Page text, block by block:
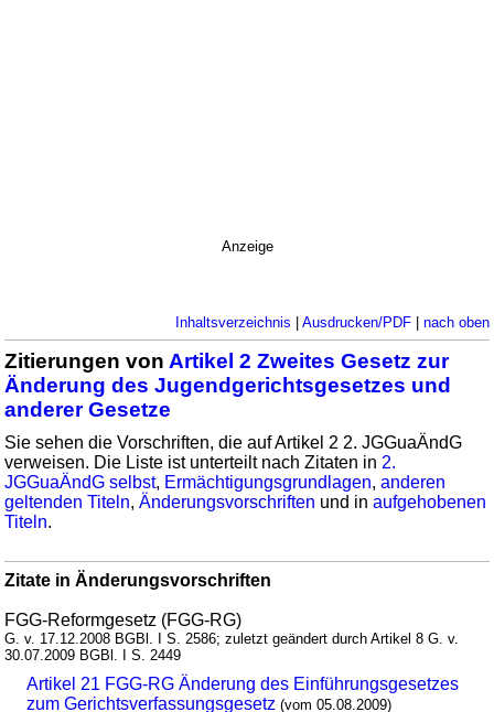
Anzeige
Inhaltsverzeichnis | Ausdrucken/PDF| nach oben
Zitierungen von Artikel 2 Zweites Gesetz zur
Änderung des Jugendgerichtsgesetzes und
anderer Gesetze
Sie sehen die Vorschriften, die auf Artikel 2 2. JGGuaÄndG
verweisen. Die Liste ist unterteilt nach Zitaten in 2.
JGGuaÄndG selbst, Ermächtigungsgrundlagen,anderen
geltenden Titeln,Änderungsvorschriften und inaufgehobenen
Titeln.
Zitate in Änderungsvorschriften
FGG-Reformgesetz (FGG-RG)
G. v. 17.12.2008 BGBl. I S. 2586; zuletzt geändert durch Artikel 8 G. v.
30.07.2009 BGBl. I S. 2449
Artikel 21 FGG-RG Änderung des Einführungsgesetzes
zum Gerichtsverfassungsgesetz (vom 05.08.2009)